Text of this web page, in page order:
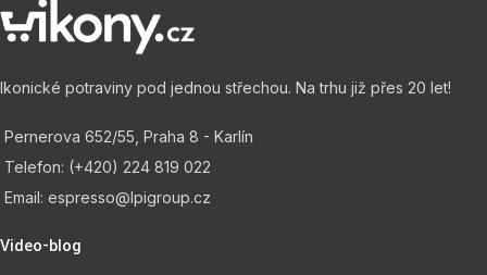
Ikonické potraviny pod jednou střechou. Na trhu již přes 20 let!
Pernerova 652/55, Praha 8 - Karlín
Telefon: (+420) 224 819 022
Email: espresso@lpigroup.cz
Video-blog